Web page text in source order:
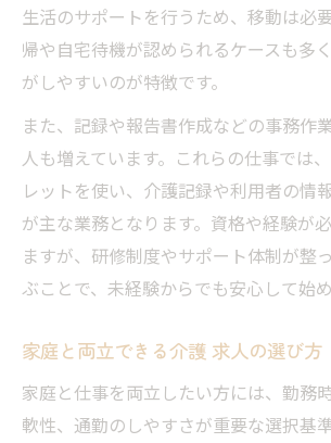
生活のサポートを行うため、移動は必
帰や自宅待機が認められるケースも多
がしやすいのが特徴です。
また、記録や報告書作成などの事務作
人も増えています。これらの仕事では
レットを使い、介護記録や利用者の情
が主な業務となります。資格や経験が
ますが、研修制度やサポート体制が整
ぶことで、未経験からでも安心して始め
家庭と両立できる介護 求人の選び方
家庭と仕事を両立したい方には、勤務
軟性、通勤のしやすさが重要な選択基